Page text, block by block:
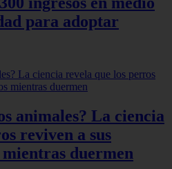
para adoptar
animales? La ciencia
reviven a sus
duermen